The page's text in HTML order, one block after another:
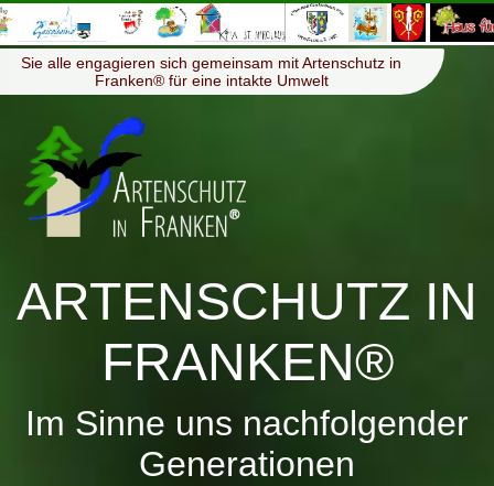
Menü ≡
Sie alle engagieren sich gemeinsam mit Artenschutz in
Franken® für eine intakte Umwelt
ARTENSCHUTZ IN
FRANKEN®
Im Sinne uns nachfolgender
Generationen